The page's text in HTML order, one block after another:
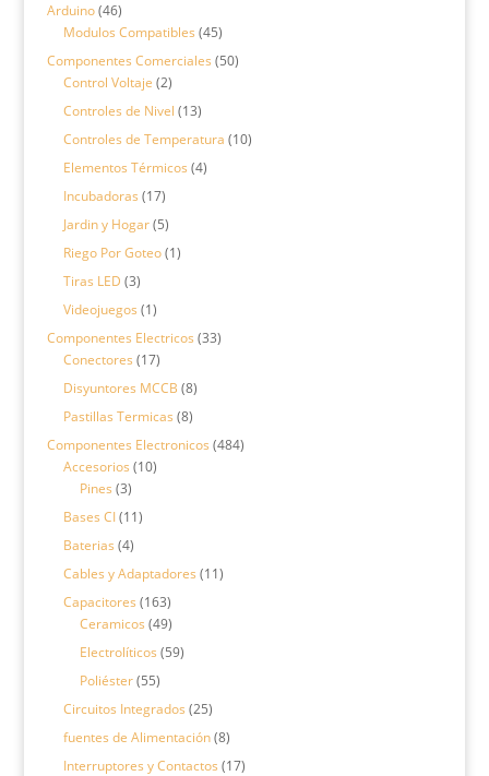
Arduino 4646
productos
Modulos Compatibles 4545
productos
Componentes Comerciales 5050
Control Voltaje 22
productos
Controles de Nivel 1313
productos
Controles de Temperatura 1010
Elementos Térmicos 44
Incubadoras 1717
productos
Jardin y Hogar 55
productos
Riego Por Goteo 11
Tiras LED 33
productos
Videojuegos 11
producto
Componentes Electricos 3333
Conectores 1717
productos
Disyuntores MCCB 88
productos
Pastillas Termicas 88
productos
Componentes Electronicos 484484
Accesorios 1010
Pines 33
productos
Bases CI 1111
Baterias 44
productos
Cables y Adaptadores 1111
Capacitores 163163
productos
Ceramicos 4949
productos
Electrolíticos 5959
Poliéster 5555
productos
Circuitos Integrados 2525
productos
fuentes de Alimentación 88
productos
Interruptores y Contactos 1717